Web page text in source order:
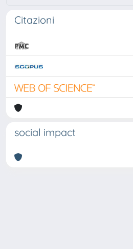
Citazioni
social impact